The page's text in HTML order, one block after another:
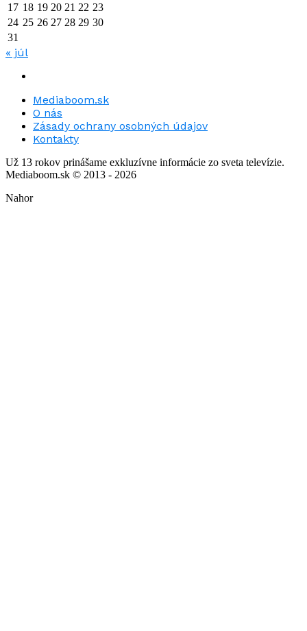
17 18 19 20 21 22 23
24 25 26 27 28 29 30
31
« júl
Mediaboom.sk
O nás
Zásady ochrany osobných údajov
Kontakty
Už 13 rokov prinášame exkluzívne informácie zo sveta televízie.
Mediaboom.sk © 2013 - 2026
Nahor